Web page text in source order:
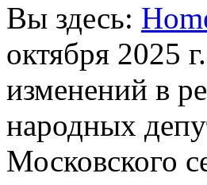
Вы здесь:
октября 2025
изменений в
народных
Московского